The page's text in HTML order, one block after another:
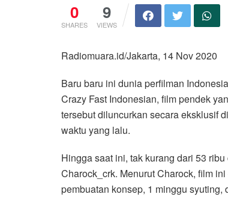
0
SHARES
9
VIEWS
Radiomuara.id/Jakarta, 14 Nov 2020
Baru baru ini dunia perfilman
Crazy Fast Indonesian, film pendek
tersebut diluncurkan secara eksklusif
waktu yang lalu.
Hingga saat ini, tak kurang dari 53
Charock_crk. Menurut Charock, film
pembuatan konsep, 1 minggu